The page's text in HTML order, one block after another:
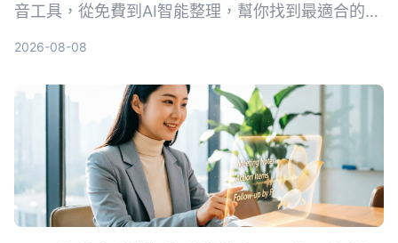
音工具，從免費到AI智能整理，幫你找到最適合的方
2026-08-08